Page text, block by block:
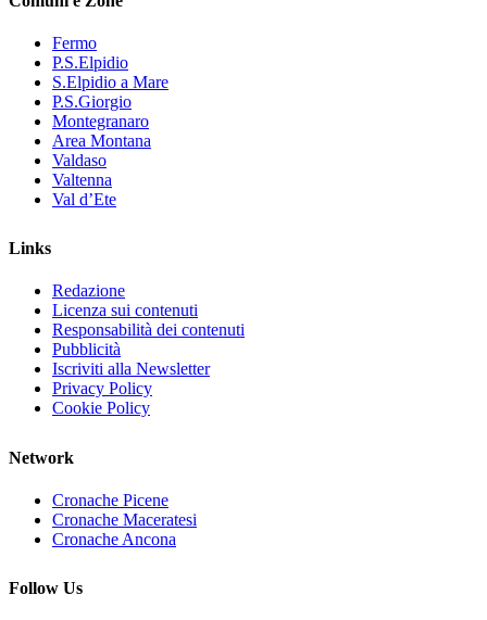
Fermo
P.S.Elpidio
S.Elpidio a Mare
P.S.Giorgio
Montegranaro
Area Montana
Valdaso
Valtenna
Val d’Ete
Links
Redazione
Licenza sui contenuti
Responsabilità dei contenuti
Pubblicità
Iscriviti alla Newsletter
Privacy Policy
Cookie Policy
Network
Cronache Picene
Cronache Maceratesi
Cronache Ancona
Follow Us